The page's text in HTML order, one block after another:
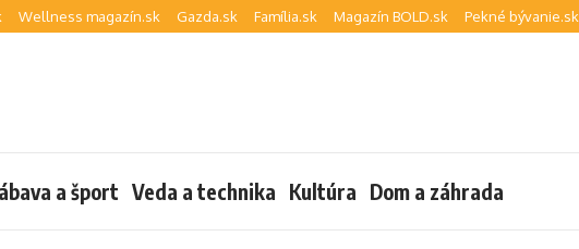
Wellness magazín.sk Gazda.sk Família.sk Magazín BOLD.sk Pekné bývanie.sk
a šport Veda a technika Kultúra Dom a záhrada